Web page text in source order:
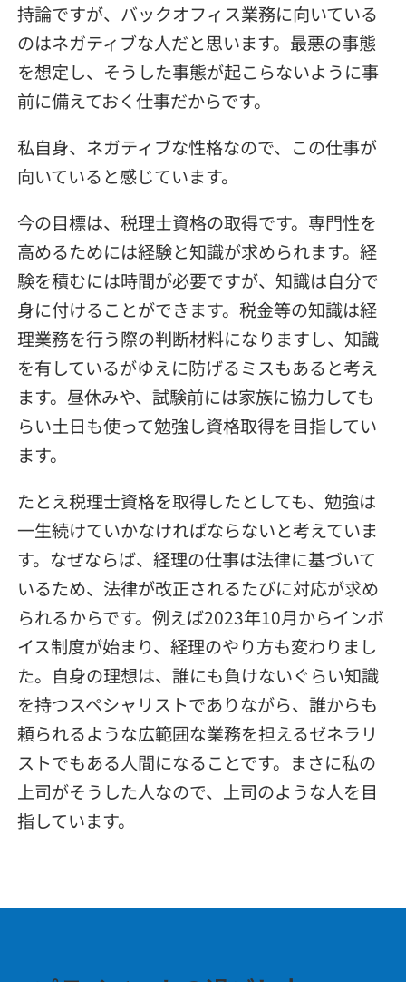
持論ですが、バックオフィス業務に向いている
のはネガティブな人だと思います。最悪の事態
を想定し、そうした事態が起こらないように事
前に備えておく仕事だからです。
私自身、ネガティブな性格なので、この仕事が
向いていると感じています。
今の目標は、税理士資格の取得です。専門性を
高めるためには経験と知識が求められます。経
験を積むには時間が必要ですが、知識は自分で
身に付けることができます。税金等の知識は経
理業務を行う際の判断材料になりますし、知識
を有しているがゆえに防げるミスもあると考え
ます。昼休みや、試験前には家族に協力しても
らい土日も使って勉強し資格取得を目指してい
ます。
たとえ税理士資格を取得したとしても、勉強は
一生続けていかなければならないと考えていま
す。なぜならば、経理の仕事は法律に基づいて
いるため、法律が改正されるたびに対応が求め
られるからです。例えば2023年10月からインボ
イス制度が始まり、経理のやり方も変わりまし
た。自身の理想は、誰にも負けないぐらい知識
を持つスペシャリストでありながら、誰からも
頼られるような広範囲な業務を担えるゼネラリ
ストでもある人間になることです。まさに私の
上司がそうした人なので、上司のような人を目
指しています。